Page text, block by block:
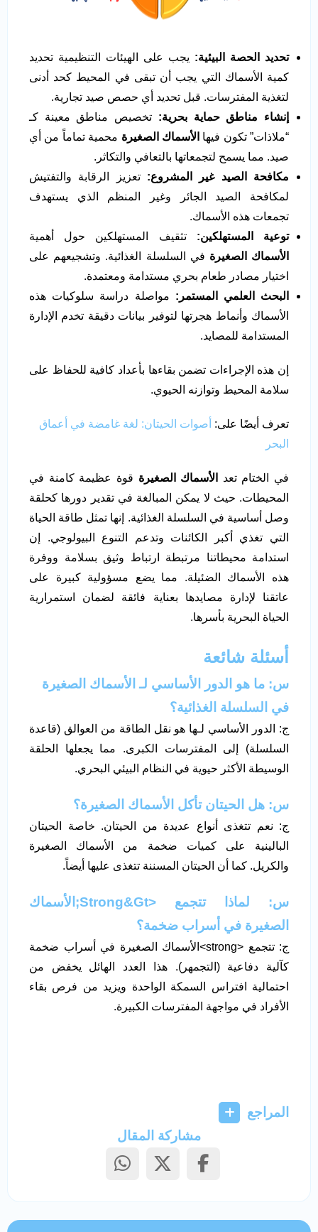
تحديد الحصة البيئية: يجب على الهيئات التنظيمية تحديد
كمية الأسماك التي يجب أن تبقى في المحيط كحد أدنى
لتغذية المفترسات. قبل تحديد أي حصص صيد تجارية.
إنشاء مناطق حماية بحرية: تخصيص مناطق معينة كـ
“ملاذات” تكون فيها الأسماك الصغيرة محمية تماماً من أي
صيد. مما يسمح لتجمعاتها بالتعافي والتكاثر.
مكافحة الصيد غير المشروع: تعزيز الرقابة والتفتيش
لمكافحة الصيد الجائر وغير المنظم الذي يستهدف
تجمعات هذه الأسماك.
توعية المستهلكين: تثقيف المستهلكين حول أهمية
الأسماك الصغيرة في السلسلة الغذائية. وتشجيعهم على
اختيار مصادر طعام بحري مستدامة ومعتمدة.
البحث العلمي المستمر : مواصلة دراسة سلوكيات هذه
الأسماك وأنماط هجرتها لتوفير بيانات دقيقة تخدم الإدارة
المستدامة للمصايد.
إن هذه الإجراءات تضمن بقاءها بأعداد كافية للحفاظ على
سلامة المحيط وتوازنه الحيوي.
تعرف أيضًا على: أصوات الحيتان: لغة غامضة في أعماق
البحر
في الختام تعد الأسماك الصغيرة قوة عظيمة كامنة في
المحيطات. حيث لا يمكن المبالغة في تقدير دورها كحلقة
وصل أساسية في السلسلة الغذائية. إنها تمثل طاقة الحياة
التي تغذي أكبر الكائنات وتدعم التنوع البيولوجي. إن
استدامة محيطاتنا مرتبطة ارتباط وثيق بسلامة ووفرة
هذه الأسماك الضئيلة. مما يضع مسؤولية كبيرة على
عاتقنا لإدارة مصايدها بعناية فائقة لضمان استمرارية
الحياة البحرية بأسرها.
أسئلة شائعة
س: ما هو الدور الأساسي لـ الأسماك الصغيرة
في السلسلة الغذائية؟
ج: الدور الأساسي لـها هو نقل الطاقة من العوالق (قاعدة
السلسلة) إلى المفترسات الكبرى. مما يجعلها الحلقة
الوسيطة الأكثر حيوية في النظام البيئي البحري.
س: هل الحيتان تأكل الأسماك الصغيرة؟
ج: نعم تتغذى أنواع عديدة من الحيتان. خاصة الحيتان
البالينية على كميات ضخمة من الأسماك الصغيرة
والكريل. كما أن الحيتان المسننة تتغذى عليها أيضاً.
س: لماذا تتجمع <strong&gt;الأسماك
الصغيرة في أسراب ضخمة؟
ج: تتجمع <strong>الأسماك الصغيرة في أسراب ضخمة
كآلية دفاعية (التجمهر). هذا العدد الهائل يخفض من
احتمالية افتراس السمكة الواحدة ويزيد من فرص بقاء
الأفراد في مواجهة المفترسات الكبيرة.
المراجع
مشاركة المقال